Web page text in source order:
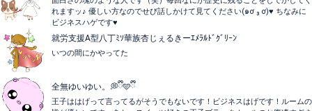
れますッ♪ 優しい方なのでせび話しかけて見てください(๑ơ ₃ ơ)♥ ちなみに
ビジネスハゲです♥
就労支援A型八丁ﾐｿ華族杏じぇるきーｴﾒﾗﾙﾄﾞｸﾞﾘｰﾝ
いつの間にかやってた
全無ゆいゆい。💭ྀི🩵ྀི
王子ははげって言ってるがそうでもないです！ビジネスはげです！ルームの